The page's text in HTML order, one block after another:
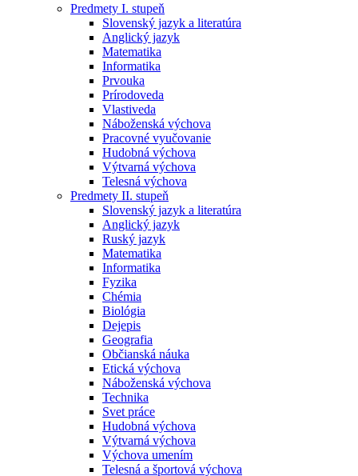
Predmety I. stupeň
Slovenský jazyk a literatúra
Anglický jazyk
Matematika
Informatika
Prvouka
Prírodoveda
Vlastiveda
Náboženská výchova
Pracovné vyučovanie
Hudobná výchova
Výtvarná výchova
Telesná výchova
Predmety II. stupeň
Slovenský jazyk a literatúra
Anglický jazyk
Ruský jazyk
Matematika
Informatika
Fyzika
Chémia
Biológia
Dejepis
Geografia
Občianská náuka
Etická výchova
Náboženská výchova
Technika
Svet práce
Hudobná výchova
Výtvarná výchova
Výchova umením
Telesná a športová výchova